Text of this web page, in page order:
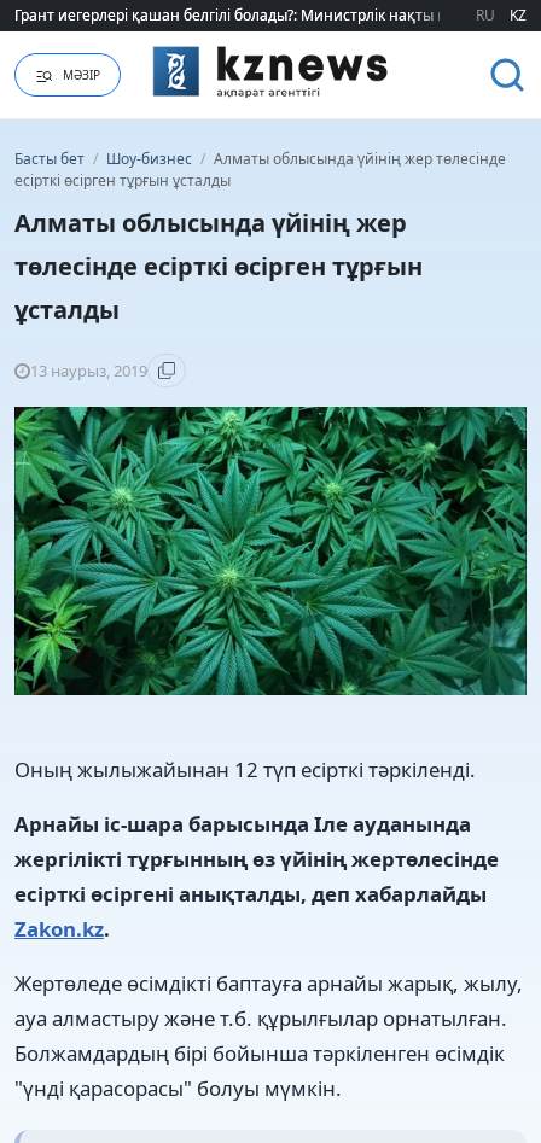
Грант иегерлері қашан белгілі болады?: Министрлік нақты мерзімді
Грант иегерлері қашан белгілі болады?: Министрлік нақты мерзімді
RU KZ
МӘЗІР
Басты бет / Шоу-бизнес / Алматы облысында үйінің жер төлесінде
есірткі өсірген тұрғын ұсталды
Алматы облысында үйінің жер
төлесінде есірткі өсірген тұрғын
ұсталды
13 наурыз, 2019
Оның жылыжайынан 12 түп есірткі тәркіленді.
Арнайы іс-шара барысында Іле ауданында
жергілікті тұрғынның өз үйінің жертөлесінде
есірткі өсіргені анықталды, деп хабарлайды
Zakon.kz.
Жертөледе өсімдікті баптауға арнайы жарық, жылу,
ауа алмастыру және т.б. құрылғылар орнатылған.
Болжамдардың бірі бойынша тәркіленген өсімдік
"үнді қарасорасы" болуы мүмкін.